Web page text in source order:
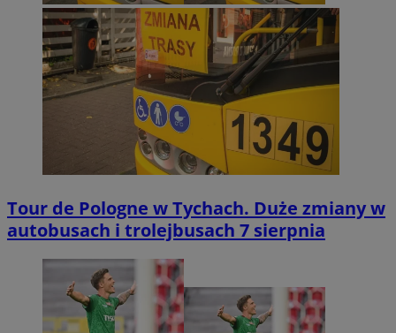
Tour de Pologne w Tychach. Duże zmiany w
autobusach i trolejbusach 7 sierpnia